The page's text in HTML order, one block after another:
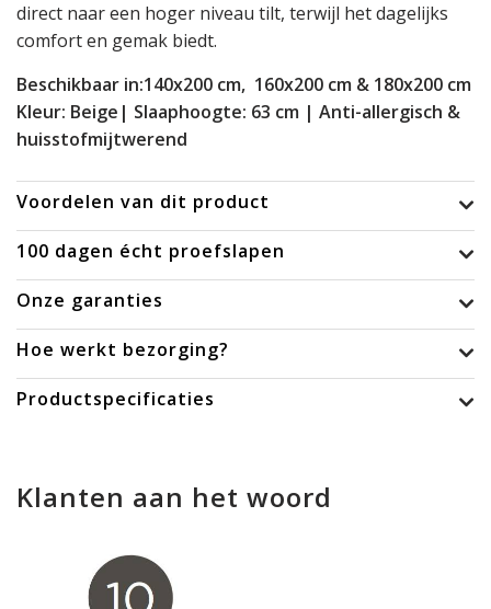
direct naar een hoger niveau tilt, terwijl het dagelijks
comfort en gemak biedt.
Beschikbaar in:140x200 cm, 160x200 cm & 180x200 cm
Kleur: Beige| Slaaphoogte: 63 cm | Anti-allergisch &
huisstofmijtwerend
Voordelen van dit product
100 dagen écht proefslapen
Onze garanties
Hoe werkt bezorging?
Productspecificaties
Klanten aan het woord